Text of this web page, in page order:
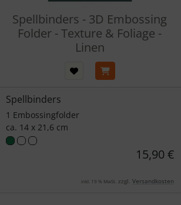
Spellbinders - 3D Embossing
Folder - Texture & Foliage -
Linen
Spellbinders
1 Embossingfolder
ca. 14 x 21,6 cm
15,90 €
inkl. 19 % MwSt. zzgl. Versandkosten